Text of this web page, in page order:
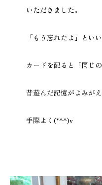
いただきました。
「もう忘れたよ」とい
カードを配ると「同じ
昔遊んだ記憶がよみが
手際よく(*^^)v